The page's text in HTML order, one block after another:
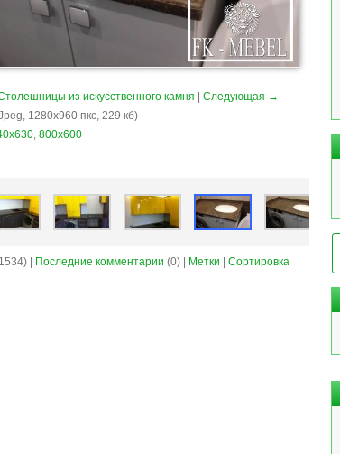
из искусственного камня
Следующая →
1280x960 пкс, 229 кб)
, 800x600
| Последние комментарии (0) | Метки Сортировка